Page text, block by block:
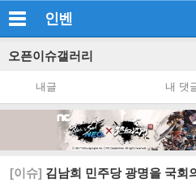
인벤
오픈이슈갤러리
내글 내 댓
[이슈] 김남희 민주당 광명을 국회